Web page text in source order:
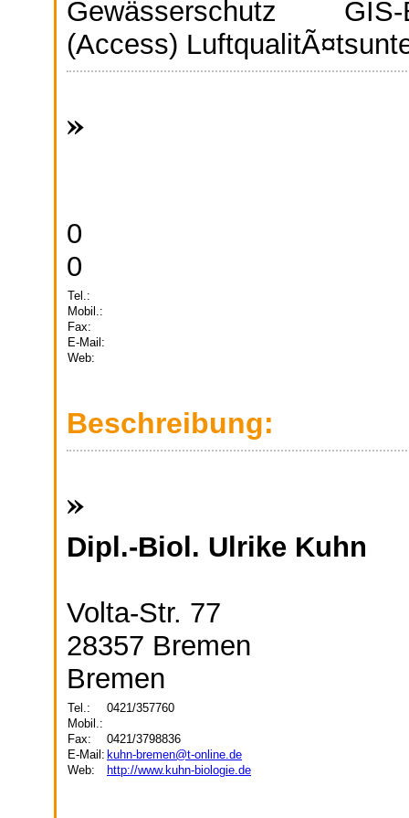
Gewässerschutz
(Access)
»
0
0
Tel.:
Mobil.:
Fax:
E-Mail:
Web:
Beschreibung:
»
Dipl.-Biol. Ulrike Kuhn
Volta-Str. 77
28357 Bremen
Bremen
Tel.:
0421/357760
Mobil.:
Fax:
0421/3798836
E-Mail: kuhn-bremen@t-online.de
Web:
http://www.kuhn-biologie.de